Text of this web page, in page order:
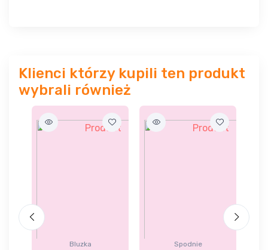
Klienci którzy kupili ten produkt
wybrali również
Bluzka Spodnie